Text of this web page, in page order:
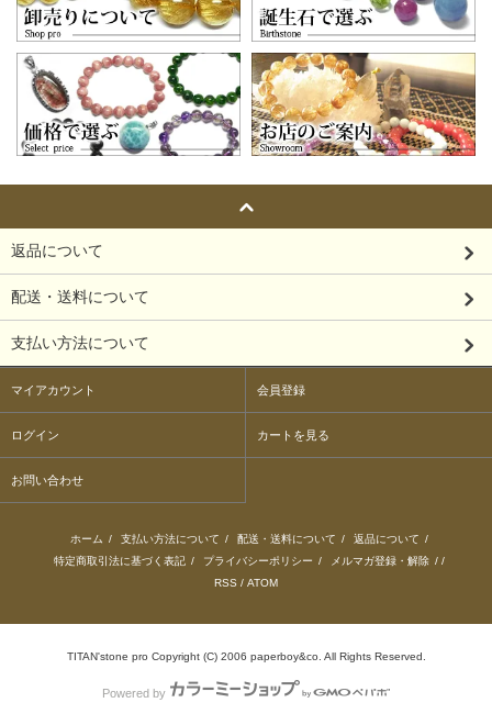
返品について
配送・送料について
支払い方法について
マイアカウント 会員登録
ログイン カートを見る
お問い合わせ
ホーム / 支払い方法について / 配送・送料について / 返品について /
特定商取引法に基づく表記 / プライバシーポリシー / メルマガ登録・解除 / /
RSS / ATOM
TITAN'stone pro Copyright (C) 2006 paperboy&co. All Rights Reserved.
Powered by